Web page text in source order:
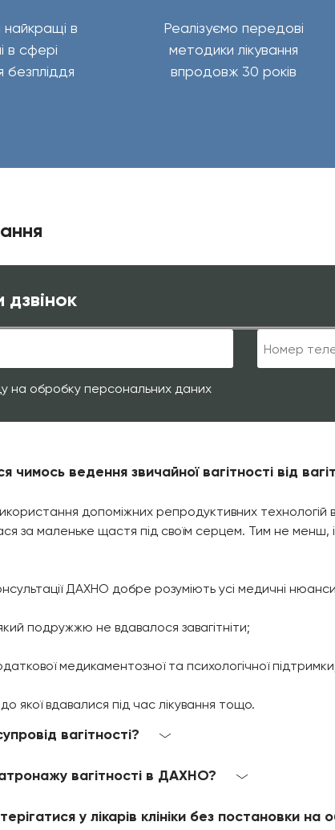
в
в сфері
безпліддя
Реалізуємо передові
методики лікування
впродовж 30 років
на обробку персональних даних
чимось ведення звичайної вагітності від
допоміжних репродуктивних
за маленьке щастя під своїм серцем. Тим не менш,
ДАХНО добре розуміють усі медичні
подружжю не вдавалося завагітніти;
медикаментозної та психологічної
якої вдавалися під час лікування тощо.
вагітності?
вагітності в ДАХНО?
у лікарів клініки без постановки на